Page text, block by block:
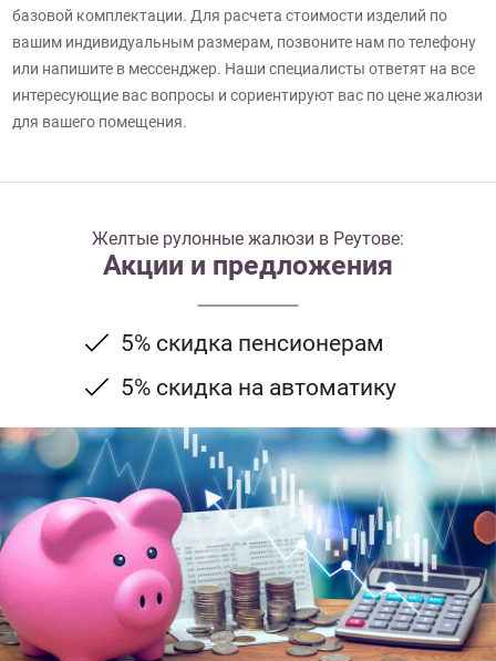
базовой комплектации. Для расчета стоимости изделий по
вашим индивидуальным размерам, позвоните нам по телефону
или напишите в мессенджер. Наши специалисты ответят на все
интересующие вас вопросы и сориентируют вас по цене жалюзи
для вашего помещения.
Желтые рулонные жалюзи в Реутове:
Акции и предложения
5% скидка пенсионерам
5% скидка на автоматику